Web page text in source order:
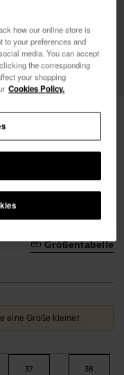
45,00 €
Größentabelle
eine Größe kleiner.
37 38
jeglichem Wege
gelesen
how our online store is
to your preferences and
media. You can accept
the corresponding
your shopping
Cookies Policy.